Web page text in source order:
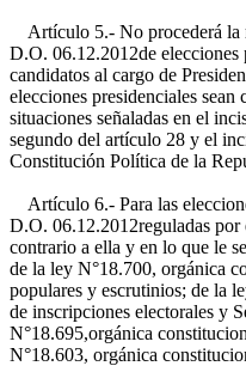
Artículo 5.- No procederá la
D.O. 06.12.2012de
candidatos al cargo de
elecciones presidenciales
situaciones señaladas en el
segundo del artículo 28 y el
Constitución Política de la
Artículo 6.- Para las
D.O. 06.12.2012reguladas por
contrario a ella y en lo que le
de la ley N°18.700, orgánica
populares y escrutinios; de la
de inscripciones electorales y
N°18.695,orgánica
N°18.603, orgánica